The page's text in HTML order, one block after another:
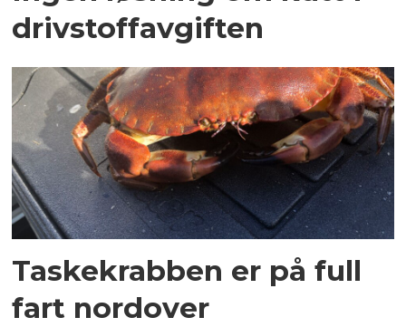
drivstoffavgiften
Taskekrabben er på full
fart nordover